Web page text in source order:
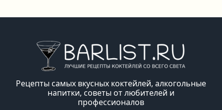
Рецепты самых вкусных коктейлей, алкогольные
напитки, советы от любителей и
профессионалов